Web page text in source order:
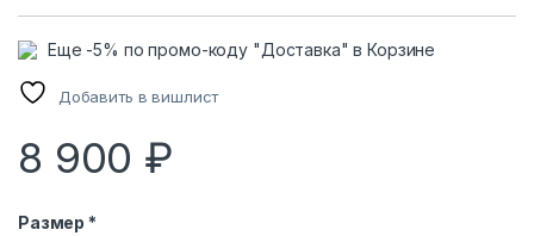
Еще -5% по промо-коду "Доставка" в Корзине
Добавить в вишлист
8 900 ₽
Размер *